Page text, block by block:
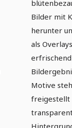
Bilder mit
herunter
als
Motive
freigestellt